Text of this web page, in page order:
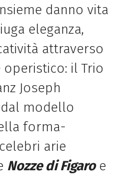
danno vita
eleganza,
attraverso
il Trio
Joseph
modello
forma-
arie
Nozze di Figaroe